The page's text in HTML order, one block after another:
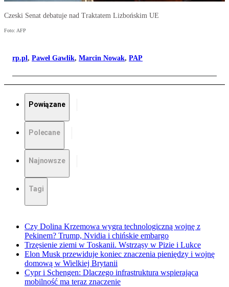
Czeski Senat debatuje nad Traktatem Lizbońskim UE
Foto: AFP
rp.pl, Paweł Gawlik, Marcin Nowak, PAP
Powiązane
Polecane
Najnowsze
Tagi
Czy Dolina Krzemowa wygra technologiczną wojnę z
Pekinem? Trump, Nvidia i chińskie embargo
Trzęsienie ziemi w Toskanii. Wstrząsy w Pizie i Lukce
Elon Musk przewiduje koniec znaczenia pieniędzy i wojnę
domową w Wielkiej Brytanii
Cypr i Schengen: Dlaczego infrastruktura wspierająca
mobilność ma teraz znaczenie